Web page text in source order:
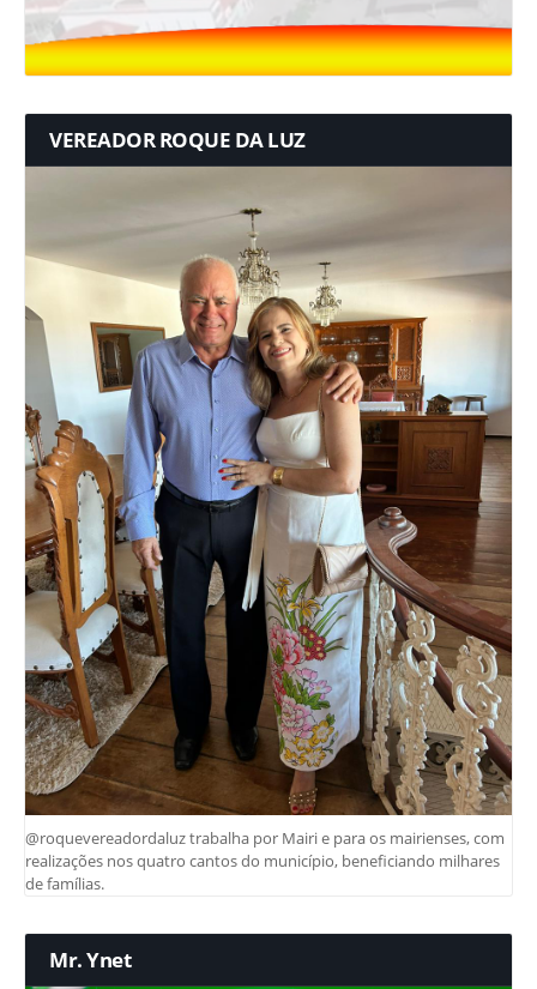
VEREADOR ROQUE DA LUZ
@roquevereadordaluz trabalha por Mairi e para os mairienses, com
realizações nos quatro cantos do município, beneficiando milhares
de famílias.
Mr. Ynet